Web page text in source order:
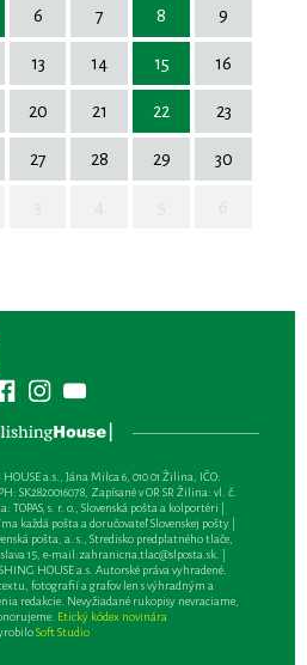
6 7 8 9
13 14 15 16
20 21 22 23
27 28 29 30
a.s., Jána Milca 6, 010 01 Žilina, IČO:
SK2820016078, Zapísané v OR SR Žilina: vl. č.
TOPAS, s. r. o., Slovenská pošta a kolportéri |
každá pošta a doručovateľ Slovenskej pošty |
pošta, a. s., Stredisko predplatného tlače,
15, e-mail:zahranicna.tlac@slposta.sk. |
HOUSE a.s. Autorské práva vyhradené.
fotografií a grafov len s výhradným a
redakcie. Nevyžiadané rukopisy nevraciame,
Etický kódex novinára
Soft Studio